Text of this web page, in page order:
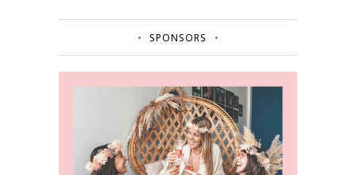
SPONSORS